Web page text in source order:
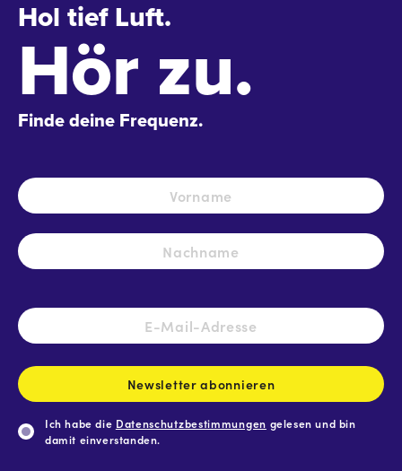
Hol tief Luft.
Hör zu.
Finde deine Frequenz.
Name *
E-
Mail-
Newsletter abonnieren
Ich habe die Datenschutzbestimmungen gelesen und bin
damit einverstanden.